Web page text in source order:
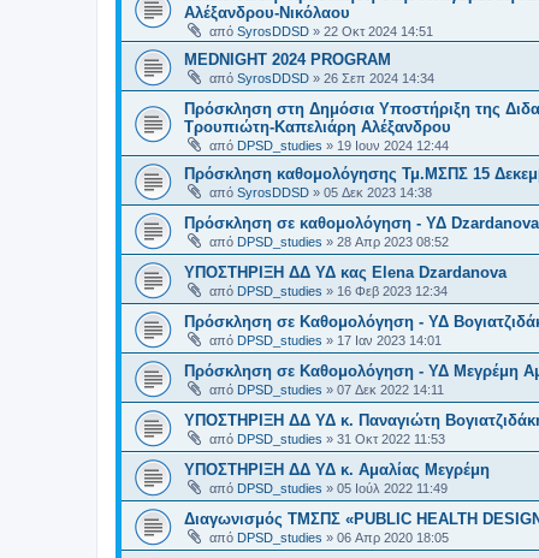
Αλέξανδρου-Νικόλαου
από SyrosDDSD » 22 Οκτ 2024 14:51
MEDNIGHT 2024 PROGRAM
από SyrosDDSD » 26 Σεπ 2024 14:34
Πρόσκληση στη Δημόσια Υποστήριξη της
Τρουπιώτη-Καπελιάρη Αλέξανδρου
από DPSD_studies » 19 Ιουν 2024 12:44
Πρόσκληση καθομολόγησης Τμ.ΜΣΠΣ 15
από SyrosDDSD » 05 Δεκ 2023 14:38
Πρόσκληση σε καθομολόγηση - ΥΔ
από DPSD_studies » 28 Απρ 2023 08:52
ΥΠΟΣΤΗΡΙΞΗ ΔΔ ΥΔ κας Elena Dzardanova
από DPSD_studies » 16 Φεβ 2023 12:34
Πρόσκληση σε Καθομολόγηση - ΥΔ
από DPSD_studies » 17 Ιαν 2023 14:01
Πρόσκληση σε Καθομολόγηση - ΥΔ Μεγρέμη
από DPSD_studies » 07 Δεκ 2022 14:11
ΥΠΟΣΤΗΡΙΞΗ ΔΔ ΥΔ κ. Παναγιώτη
από DPSD_studies » 31 Οκτ 2022 11:53
ΥΠΟΣΤΗΡΙΞΗ ΔΔ ΥΔ κ. Αμαλίας Μεγρέμη
από DPSD_studies » 05 Ιούλ 2022 11:49
Διαγωνισμός ΤΜΣΠΣ «PUBLIC HEALTH
από DPSD_studies » 06 Απρ 2020 18:05